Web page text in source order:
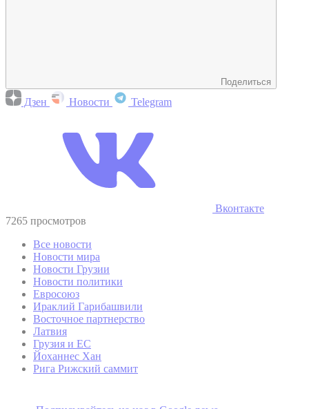
Поделиться
Дзен Новости Telegram
Вконтакте
7265 просмотров
Все новости
Новости мира
Новости Грузии
Новости политики
Евросоюз
Ираклий Гарибашвили
Восточное партнерство
Латвия
Грузия и ЕС
Йоханнес Хан
Рига Рижский саммит